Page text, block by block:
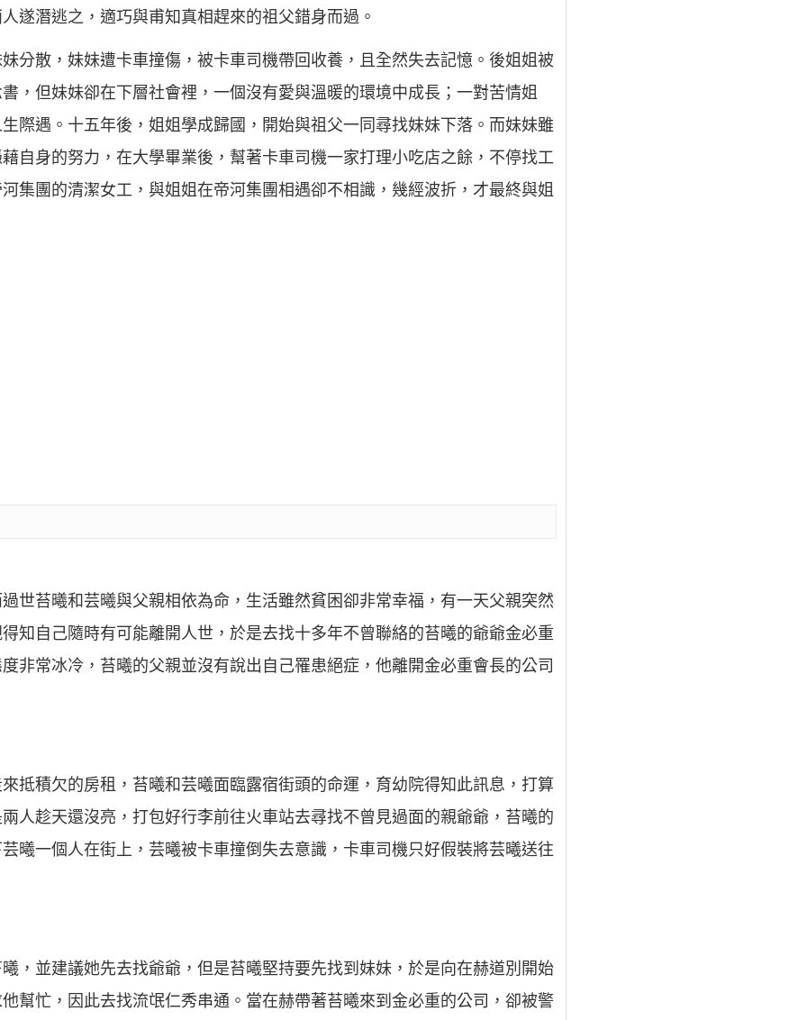
遂潛逃之，適巧與甫知真相趕來的祖父錯身而過。
分散，妹妹遭卡車撞傷，被卡車司機帶回收養，且全然失去記憶。後姐姐被
，但妹妹卻在下層社會裡，一個沒有愛與溫暖的環境中成長；一對苦情姐
際遇。十五年後，姐姐學成歸國，開始與祖父一同尋找妹妹下落。而妹妹雖
自身的努力，在大學畢業後，幫著卡車司機一家打理小吃店之餘，不停找工
集團的清潔女工，與姐姐在帝河集團相遇卻不相識，幾經波折，才最終與姐
世苔曦和芸曦與父親相依為命，生活雖然貧困卻非常幸福，有一天父親突然
知自己隨時有可能離開人世，於是去找十多年不曾聯絡的苔曦的爺爺金必重
非常冰冷，苔曦的父親並沒有說出自己罹患絕症，他離開金必重會長的公司
抵積欠的房租，苔曦和芸曦面臨露宿街頭的命運，育幼院得知此訊息，打算
人趁天還沒亮，打包好行李前往火車站去尋找不曾見過面的親爺爺，苔曦的
曦一個人在街上，芸曦被卡車撞倒失去意識，卡車司機只好假裝將芸曦送往
，並建議她先去找爺爺，但是苔曦堅持要先找到妹妹，於是向在赫道別開始
幫忙，因此去找流氓仁秀串通。當在赫帶著苔曦來到金必重的公司，卻被警